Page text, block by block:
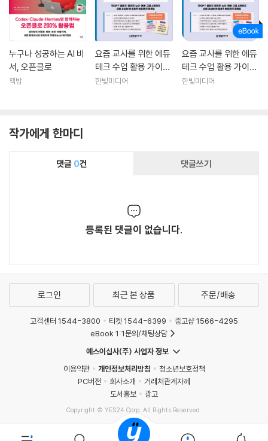
누구나 성공하는 AI 비
서, 오픈클로
책밥
요즘 교사를 위한 에듀
테크 수업 활용 가이드
with 2022 개정 교육
한빛미디어
요즘 교사를 위한 에듀
테크 수업 활용 가이드
with 2022 개정 교육
한빛미디어
작가에게 한마디
댓글 0건 댓글쓰기
등록된 댓글이 없습니다.
로그인 최근 본 상품 주문/배송
고객센터 1544-3800 티켓 1544-6399
중고샵 1566-4295
eBook 1:1문의/채팅상담
예스이십사(주) 사업자 정보
이용약관
개인정보처리방침
청소년보호정책
PC버전
회사소개
거래처관계자께
도서홍보
광고
Copyright © YES24 Corp. All Rights Reserved.